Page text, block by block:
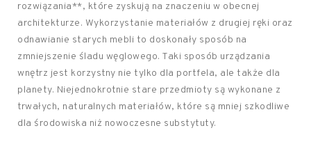
rozwiązania**, które zyskują na znaczeniu w obecnej
architekturze. Wykorzystanie materiałów z drugiej ręki oraz
odnawianie starych mebli to doskonały sposób na
zmniejszenie śladu węglowego. Taki sposób urządzania
wnętrz jest korzystny nie tylko dla portfela, ale także dla
planety. Niejednokrotnie stare przedmioty są wykonane z
trwałych, naturalnych materiałów, które są mniej szkodliwe
dla środowiska niż nowoczesne substytuty.